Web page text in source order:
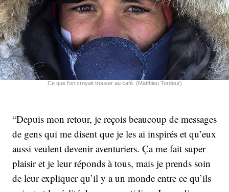
Ce que l’on croyait trouver au café. (Matthieu Tordeur)
“Depuis mon retour, je reçois beaucoup de messages
de gens qui me disent que je les ai inspirés et qu’eux
aussi veulent devenir aventuriers. Ça me fait super
plaisir et je leur réponds à tous, mais je prends soin
de leur expliquer qu’il y a un monde entre ce qu’ils